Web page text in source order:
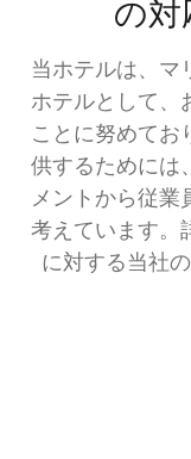
の対
当ホテルは、マ
ホテルとして、
ことに努めてお
供するためには
メントから従業
考えています。
に対する当社